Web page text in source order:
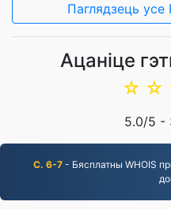
Паглядзець
Ацаніце
☆
☆
5.0/5 -
С. 6-7- Бясплатны WHOIS